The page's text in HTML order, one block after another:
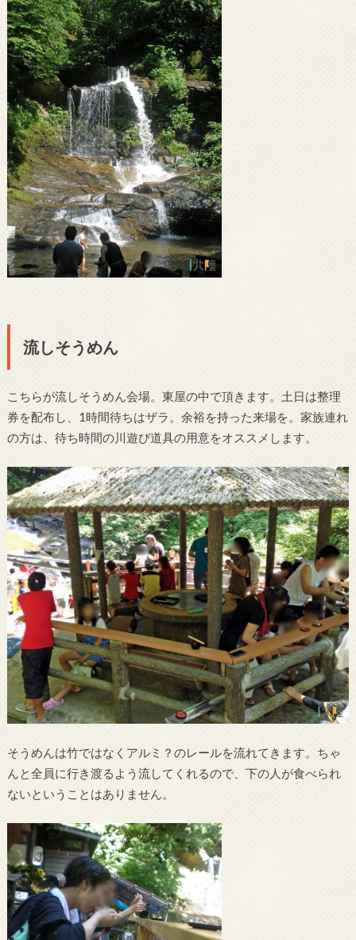
流しそうめん
こちらが流しそうめん会場。東屋の中で頂きます。土日は整理
券を配布し、1時間待ちはザラ。余裕を持った来場を。家族連れ
の方は、待ち時間の川遊び道具の用意をオススメします。
そうめんは竹ではなくアルミ？のレールを流れてきます。ちゃ
んと全員に行き渡るよう流してくれるので、下の人が食べられ
ないということはありません。